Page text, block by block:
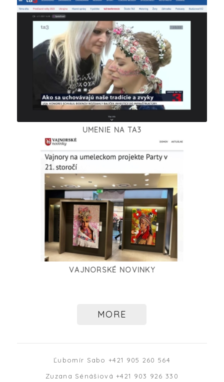
UMENIE NA TA3
VAJNORSKÉ NOVINKY
MORE
Ľubomír Sabo +421 905 260 564
Zuzana Sénášiová +421 903 926 330